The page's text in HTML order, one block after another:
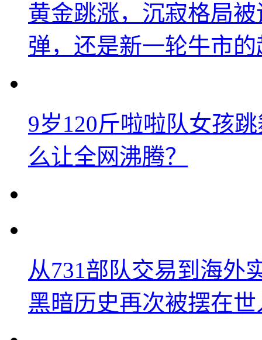
黄金跳涨，沉寂格局
弹，还是新一轮牛市
9岁120斤啦啦队女孩
么让全网沸腾？
从731部队交易到海外
黑暗历史再次被摆在